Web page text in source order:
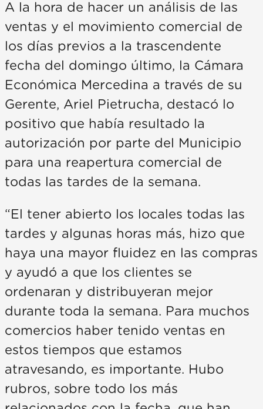
A la hora de hacer un análisis de las
ventas y el movimiento comercial de
los días previos a la trascendente
fecha del domingo último, la Cámara
Económica Mercedina a través de su
Gerente, Ariel Pietrucha, destacó lo
positivo que había resultado la
autorización por parte del Municipio
para una reapertura comercial de
todas las tardes de la semana.
“El tener abierto los locales todas las
tardes y algunas horas más, hizo que
haya una mayor fluidez en las compras
y ayudó a que los clientes se
ordenaran y distribuyeran mejor
durante toda la semana. Para muchos
comercios haber tenido ventas en
estos tiempos que estamos
atravesando, es importante. Hubo
rubros, sobre todo los más